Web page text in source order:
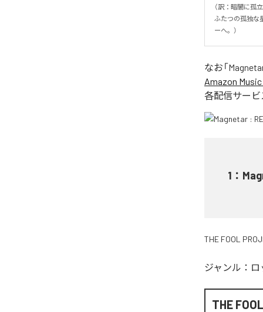
（訳：暗闇に孤
ふたつの孤独な
ーへ。）
なお「
Amazon
各配信サービ
1 ：
THE FOOL
ジャンル： ロ
THE FOOL